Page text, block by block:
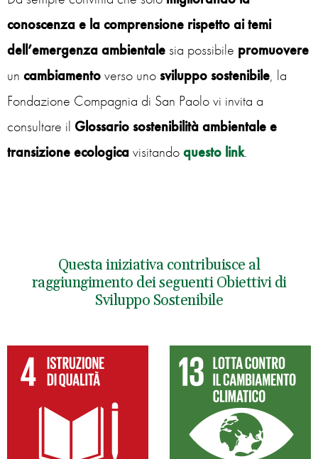
conoscenza e la comprensione rispetto ai temi
dell’emergenza ambientale sia possibile promuovere
un cambiamentoverso unosvilupposostenibile, la
Fondazione Compagnia di San Paolo vi invita a
consultare il Glossario sostenibilità ambientale e
transizione ecologicavisitandoquesto link.
Questa iniziativa contribuisce al
raggiungimento dei seguenti Obiettivi di
Sviluppo Sostenibile